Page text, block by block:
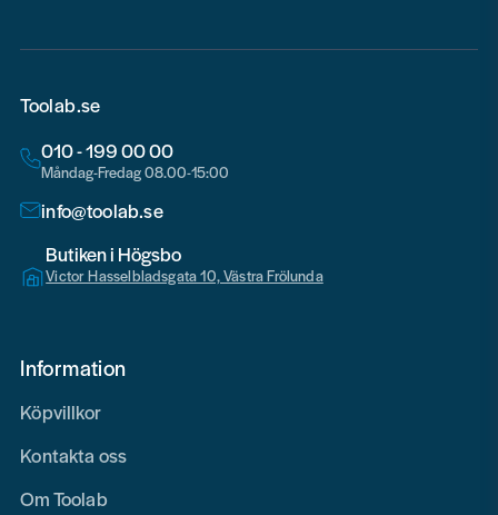
Toolab.se
010 - 199 00 00
Måndag-Fredag 08.00-15:00
info@toolab.se
Butiken i Högsbo
Victor Hasselbladsgata 10, Västra Frölunda
Information
Köpvillkor
Kontakta oss
Om Toolab